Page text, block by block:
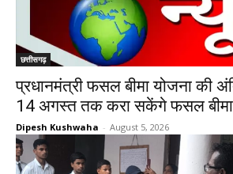
छत्तीसगढ़
प्रधानमंत्री फसल बीमा योजना की
14 अगस्त तक करा सकेंगे फसल बीमा
Dipesh Kushwaha - August 5, 2026